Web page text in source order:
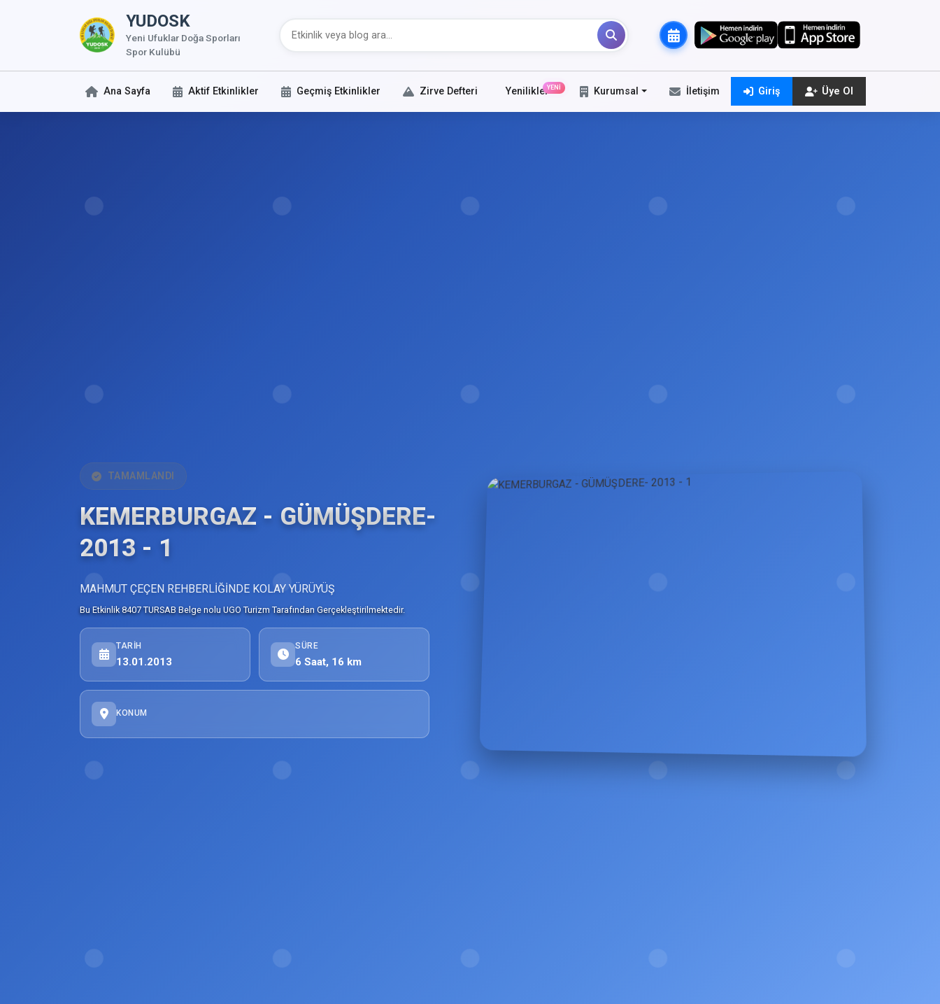
YUDOSK
Yeni Ufuklar Doğa Sporları
Spor Kulübü
Ana Sayfa Aktif Etkinlikler Geçmiş Etkinlikler Zirve Defteri YeniliklerYENİ Kurumsal İletişim Giriş Üye Ol
TAMAMLANDI
KEMERBURGAZ - GÜMÜŞDERE-
2013 - 1
MAHMUT ÇEÇEN REHBERLİĞİNDE KOLAY YÜRÜYÜŞ
Bu Etkinlik 8407 TURSAB Belge nolu UGO Turizm Tarafından Gerçekleştirilmektedir.
TARIH
13.01.2013
SÜRE
6 Saat, 16 km
KONUM